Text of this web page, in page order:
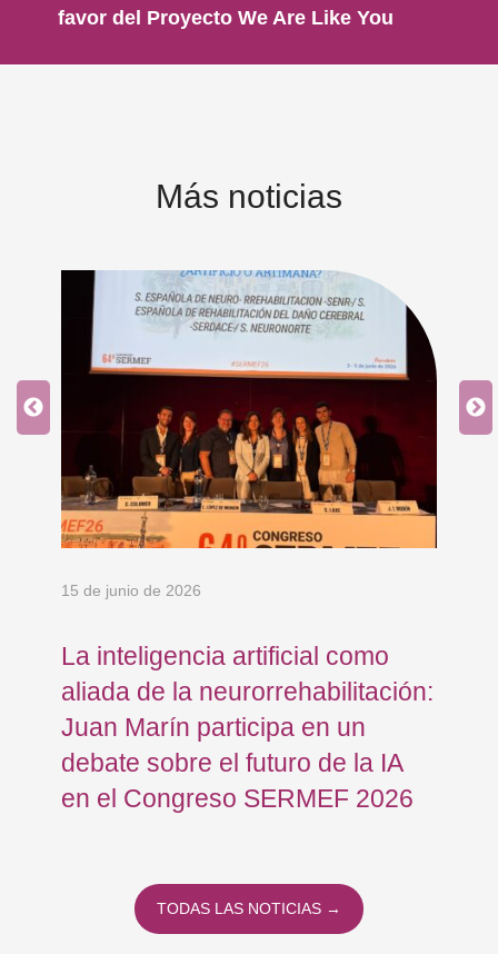
favor del Proyecto We Are Like You
Más noticias
15 de junio de 2026
La inteligencia artificial como
aliada de la neurorrehabilitación:
Juan Marín participa en un
debate sobre el futuro de la IA
en el Congreso SERMEF 2026
TODAS LAS NOTICIAS →